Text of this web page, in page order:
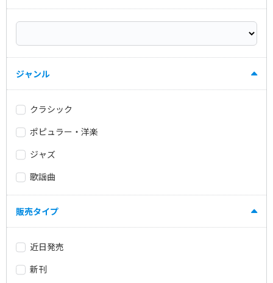
ジャンル
クラシック
ポピュラー・洋楽
ジャズ
歌謡曲
販売タイプ
近日発売
新刊